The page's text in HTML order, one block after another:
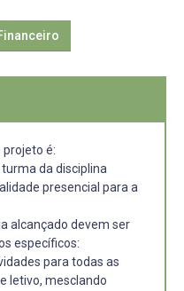
projeto é:
da disciplina
presencial para a
alcançado devem ser
específicos:
para todas as
letivo, mesclando